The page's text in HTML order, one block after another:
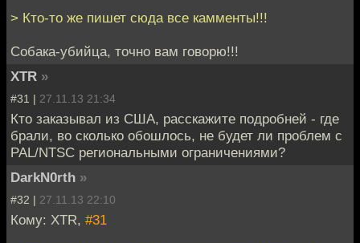
> Кто-то же пишет сюда все камменты!!!
Собака-убийца, точно вам говорю!!!
XTR »
#31 | 27.11.13 21:34
Кто заказывал из США, расскажите подробней - где
брали, во сколько обошлось, не будет ли проблем с
PAL/NTSC региональными ограничениями?
DarkN0rth »
#32 | 27.11.13 22:10
Кому: XTR, #31